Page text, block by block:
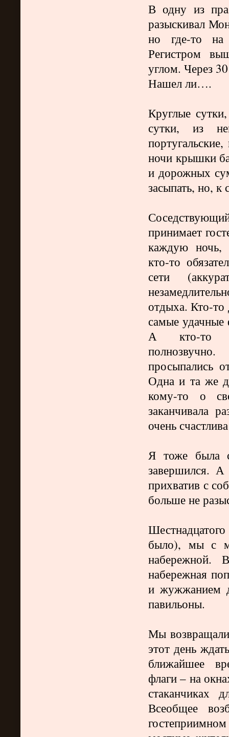
В одну из
разыскивал
но где-то
Регистром
углом. Через
Нашел ли….
Круглые
сутки, из
ночи крышки
и дорожных
засыпать, но, к
принимает
каждую ночь,
кто-то
сети
отдыха. Кто-то
самые удачные
А кто-то
полнозвучно.
просыпались
Одна и та же
кому-то о
заканчивала
очень
Я тоже была
завершился.
прихватив с
больше не
было), мы с
набережной.
набережная
и жужжанием
павильоны.
Мы
этот день
ближайшее
флаги – на
стаканчиках
Всеобщее